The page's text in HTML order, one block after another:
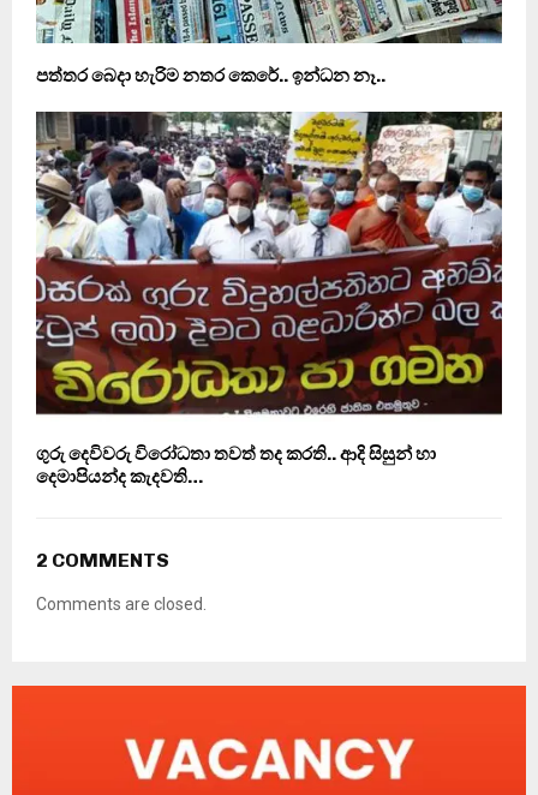
පත්තර බෙදා හැරිම නතර කෙරේ.. ඉන්ධන නෑ..
ගුරු දෙවිවරු විරෝධතා තවත් තද කරති.. ආදි සිසුන් හා
දෙමාපියන්ද කැදවති…
2 COMMENTS
Comments are closed.